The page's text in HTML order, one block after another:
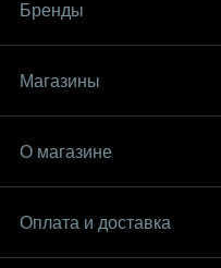
Бренды
Магазины
О магазине
Оплата и доставка